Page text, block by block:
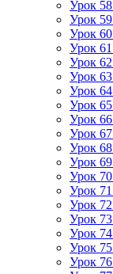
Урок
Урок
Урок
Урок
Урок
Урок
Урок
Урок
Урок
Урок
Урок
Урок
Урок
Урок
Урок
Урок
Урок
Урок
Урок